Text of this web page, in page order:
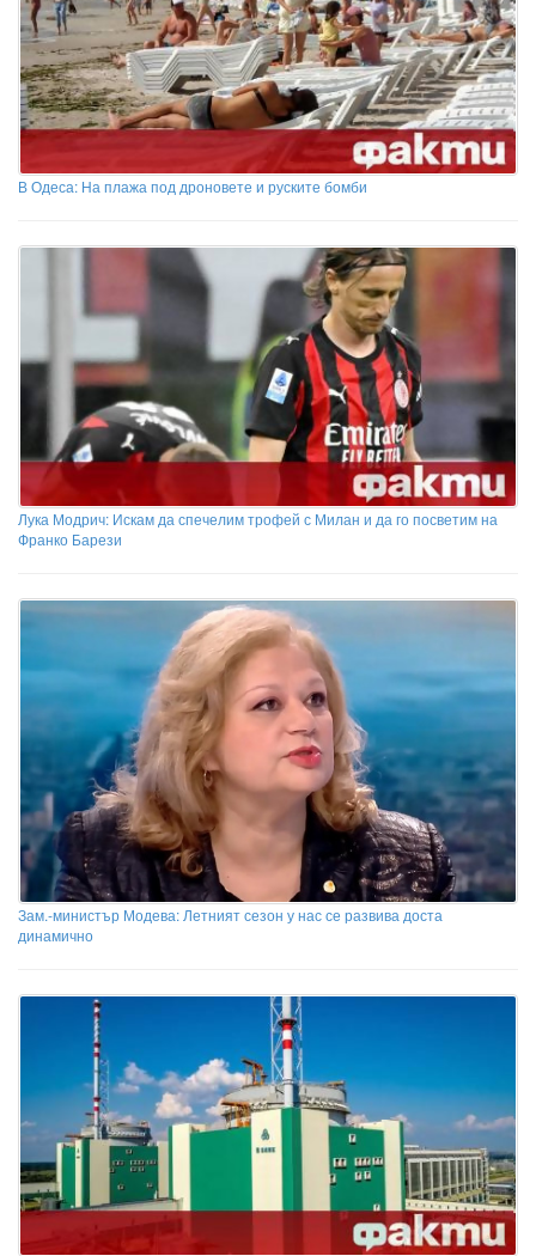
В Одеса: На плажа под дроновете и руските бомби
Лука Модрич: Искам да спечелим трофей с Милан и да го посветим на
Франко Барези
Зам.-министър Модева: Летният сезон у нас се развива доста
динамично